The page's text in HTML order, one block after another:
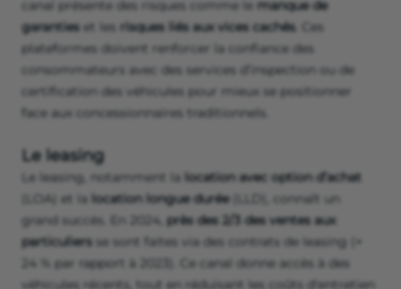
canal présente des risques comme le manque de
garanties et les risques liés aux vices cachés. Ces
plateformes doivent renforcer la confiance des
consommateurs avec des services d’inspection ou de
certification des véhicules pour mieux se positionner
face aux concessionnaires traditionnels.
Le leasing
Le leasing, notamment la location avec option d’achat
(LOA) et la location longue durée(LLD), connaît un
grand succès. En 2024, près des 2/3 des ventes aux
particuliers se sont faites via des contrats de leasing (+
24 % par rapport à 2023). Ce canal donne accès à des
véhicules récents, tout en réduisant les coûts d'entretien